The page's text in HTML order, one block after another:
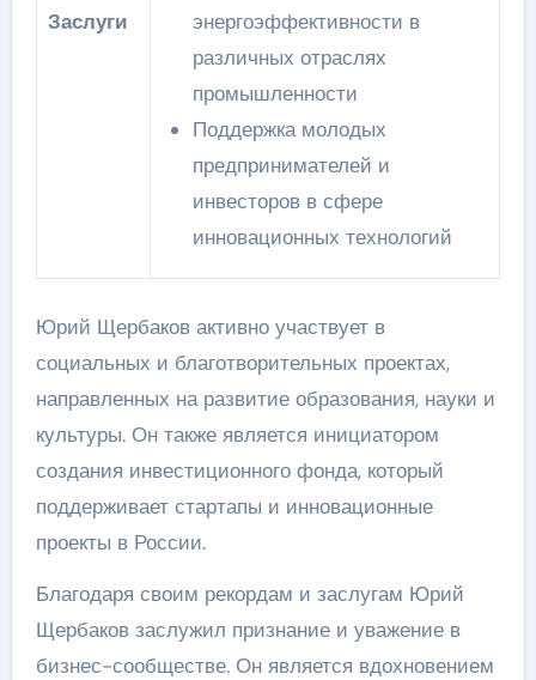
Заслуги
энергоэффективности в
различных отраслях
промышленности
Поддержка молодых
предпринимателей и
инвесторов в сфере
инновационных технологий
Юрий Щербаков активно участвует в
социальных и благотворительных проектах,
направленных на развитие образования, науки и
культуры. Он также является инициатором
создания инвестиционного фонда, который
поддерживает стартапы и инновационные
проекты в России.
Благодаря своим рекордам и заслугам Юрий
Щербаков заслужил признание и уважение в
бизнес-сообществе. Он является вдохновением